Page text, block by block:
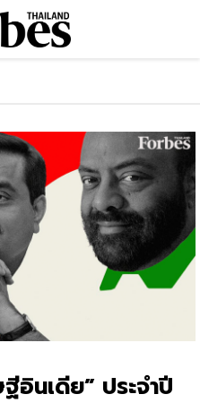
อินเดีย” ประจำปี